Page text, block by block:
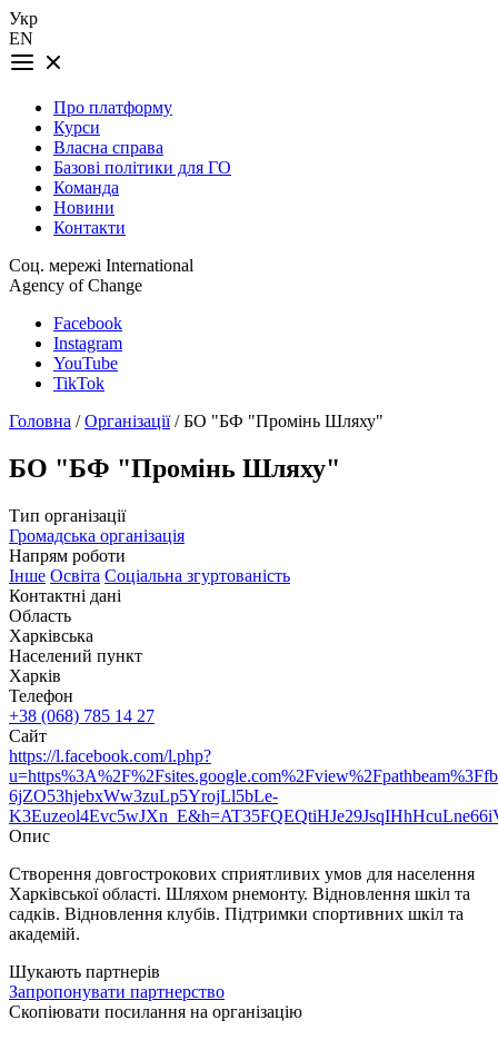
Укр
EN
Про платформу
Курси
Власна справа
Базові політики для ГО
Команда
Новини
Контакти
Соц. мережі International
Agency of Change
Facebook
Instagram
YouTube
TikTok
Головна /Організації/ БО "БФ "Промінь Шляху"
БО "БФ "Промінь Шляху"
Тип організації
Громадська організація
Напрям роботи
Інше Oсвіта Соціальна згуртованість
Контактні дані
Область
Харківська
Населений пункт
Харків
Телефон
+38 (068) 785 14 27
Сайт
https://l.facebook.com/l.php?
6jZO53hjebxWw3zuLp5YrojLl5bLe-
Опис
Створення довгострокових сприятливих умов для населення
Харківської області. Шляхом рнемонту. Відновлення шкіл та
садків. Відновлення клубів. Підтримки спортивних шкіл та
академій.
Шукають партнерів
Запропонувати партнерство
Скопіювати посилання на організацію